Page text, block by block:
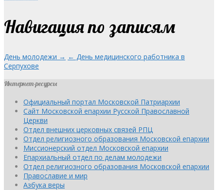
Навигация по записям
День молодежи → ← День медицинского работника в
Серпухове
Интернет-ресурсы
Официальный портал Московской Патриархии
Сайт Московской епархии Русской Православной
Церкви
Отдел внешних церковных связей РПЦ
Отдел религиозного образования Московской епархии
Миссионерский отдел Московской епархии
Епархиальный отдел по делам молодежи
Отдел религиозного образования Московской епархии
Православие и мир
Азбука веры